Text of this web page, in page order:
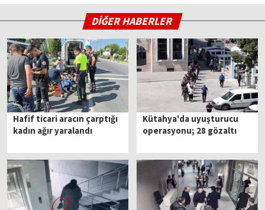
DİĞER HABERLER
Hafif ticari aracın çarptığı
kadın ağır yaralandı
Kütahya'da uyuşturucu
operasyonu; 28 gözaltı